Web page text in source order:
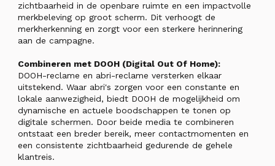
zichtbaarheid in de openbare ruimte en een impactvolle
merkbeleving op groot scherm. Dit verhoogt de
merkherkenning en zorgt voor een sterkere herinnering
aan de campagne.
Combineren met DOOH (Digital Out Of Home):
DOOH-reclame en abri-reclame versterken elkaar
uitstekend. Waar abri's zorgen voor een constante en
lokale aanwezigheid, biedt DOOH de mogelijkheid om
dynamische en actuele boodschappen te tonen op
digitale schermen. Door beide media te combineren
ontstaat een breder bereik, meer contactmomenten en
een consistente zichtbaarheid gedurende de gehele
klantreis.